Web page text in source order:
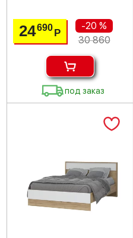
24690Р
-20 %
30 860
под заказ